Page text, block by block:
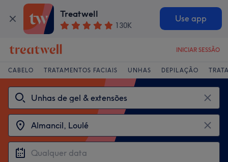
Treatwell
130K
Use app
INICIAR SESSÃO
CABELO TRATAMENTOS FACIAIS UNHAS DEPILAÇÃO